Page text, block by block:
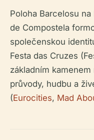
Poloha Barcelosu
de Compostela
společenskou
Festa das Cruzes
základním
průvody, hudbu a
(Eurocities, Mad